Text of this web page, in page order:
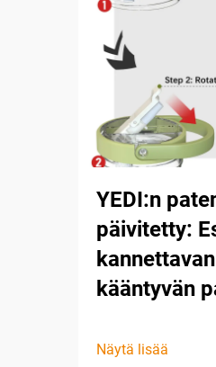
YEDI:n
päivitetty:
kääntyvän
Näytä lisää